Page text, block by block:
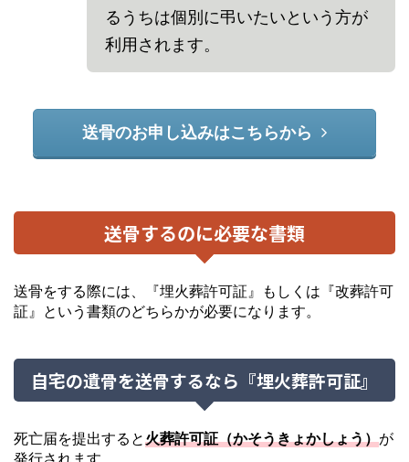
るうちは個別に弔いたいという方が
利用されます。
送骨のお申し込みはこちらから
送骨するのに必要な書類
送骨をする際には、『埋火葬許可証』もしくは『改葬許可
証』という書類のどちらかが必要になります。
自宅の遺骨を送骨するなら『埋火葬許可証』
死亡届を提出すると火葬許可証（かそうきょかしょう）が
発行されます。